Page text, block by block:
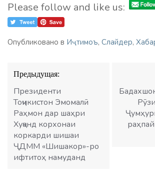
Please follow and like us:
Опубликовано в Иҷтимоъ, Слайдер,
Навигация
по
записям
Предыдущая:
Президенти
Тоҷикистон Эмомалӣ
Раҳмон дар шаҳри
Хуҷанд корхонаи
коркарди шишаи
ҶДММ «Шишакор»-ро
ифтитоҳ намуданд